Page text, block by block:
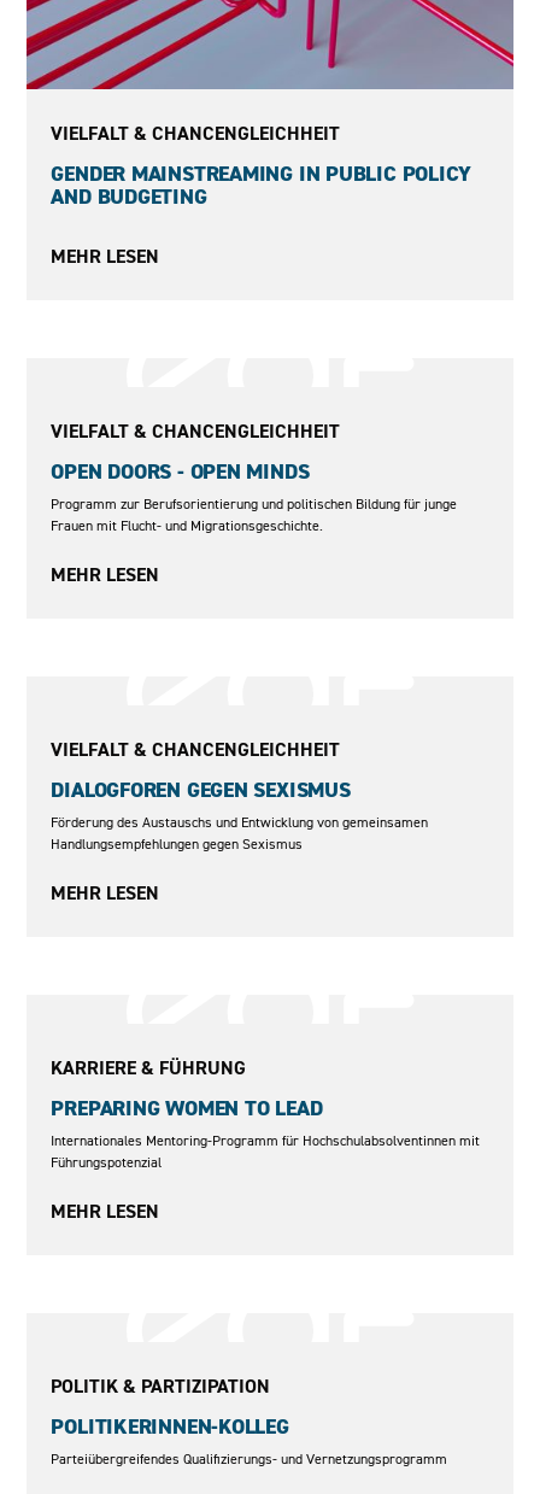
VIELFALT & CHANCENGLEICHHEIT
GENDER MAINSTREAMING IN PUBLIC POLICY
AND BUDGETING
MEHR LESEN
VIELFALT & CHANCENGLEICHHEIT
OPEN DOORS - OPEN MINDS
Programm zur Berufsorientierung und politischen Bildung für junge
Frauen mit Flucht- und Migrationsgeschichte.
MEHR LESEN
VIELFALT & CHANCENGLEICHHEIT
DIALOGFOREN GEGEN SEXISMUS
Förderung des Austauschs und Entwicklung von gemeinsamen
Handlungsempfehlungen gegen Sexismus
MEHR LESEN
KARRIERE & FÜHRUNG
PREPARING WOMEN TO LEAD
Internationales Mentoring-Programm für Hochschulabsolventinnen mit
Führungspotenzial
MEHR LESEN
POLITIK & PARTIZIPATION
POLITIKERINNEN-KOLLEG
Parteiübergreifendes Qualifizierungs- und Vernetzungsprogramm